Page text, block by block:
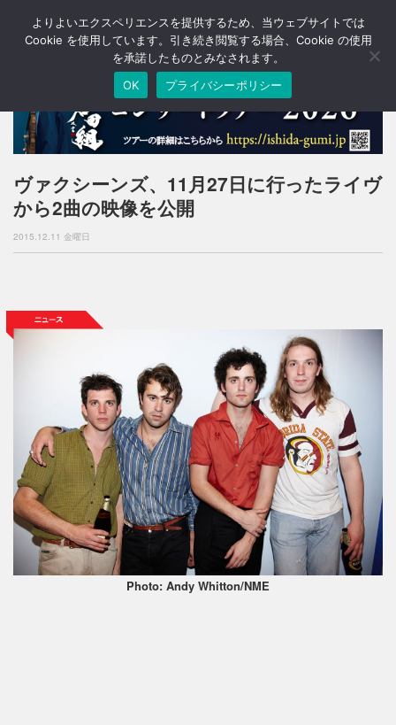
T
o
a
v
g
o
ヴァクシーンズ、11月27日に行ったライヴ
から2曲の映像を公開
2015.12.11 金曜日
Photo: Andy Whitton/NME
よりよいエクスペリエンスを提供するため、当ウェブサイトでは
Cookie を使用しています。引き続き閲覧する場合、Cookie の使用
を承諾したものとみなされます。
OK
プライバシーポリシー